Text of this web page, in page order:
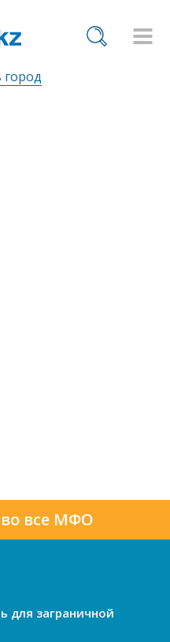
все МФО
для заграничной